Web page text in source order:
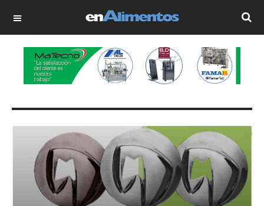
OFF CANVAS